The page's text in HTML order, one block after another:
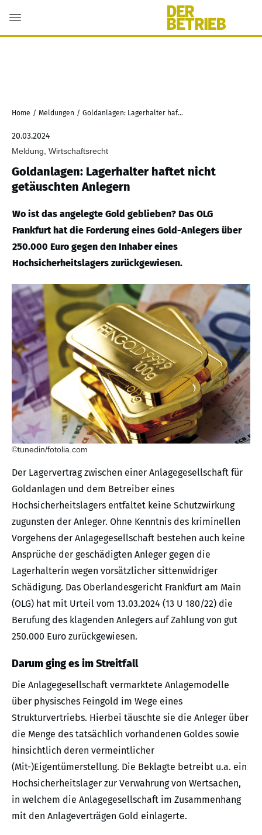
Home / Meldungen / Goldanlagen: Lagerhalter haftet nicht getäuschten Anlegern
20.03.2024
Meldung, Wirtschaftsrecht
Goldanlagen: Lagerhalter haftet nicht
getäuschten Anlegern
Wo ist das angelegte Gold geblieben? Das OLG
Frankfurt hat die Forderung eines Gold-Anlegers über
250.000 Euro gegen den Inhaber eines
Hochsicherheitslagers zurückgewiesen.
©tunedin/fotolia.com
Der Lagervertrag zwischen einer Anlagegesellschaft für
Goldanlagen und dem Betreiber eines
Hochsicherheitslagers entfaltet keine Schutzwirkung
zugunsten der Anleger. Ohne Kenntnis des kriminellen
Vorgehens der Anlagegesellschaft bestehen auch keine
Ansprüche der geschädigten Anleger gegen die
Lagerhalterin wegen vorsätzlicher sittenwidriger
Schädigung. Das Oberlandesgericht Frankfurt am Main
(OLG) hat mit Urteil vom 13.03.2024 (13 U 180/22) die
Berufung des klagenden Anlegers auf Zahlung von gut
250.000 Euro zurückgewiesen.
Darum ging es im Streitfall
Die Anlagegesellschaft vermarktete Anlagemodelle
über physisches Feingold im Wege eines
Strukturvertriebs. Hierbei täuschte sie die Anleger über
die Menge des tatsächlich vorhandenen Goldes sowie
hinsichtlich deren vermeintlicher
(Mit-)Eigentümerstellung. Die Beklagte betreibt u.a. ein
Hochsicherheitslager zur Verwahrung von Wertsachen,
in welchem die Anlagegesellschaft im Zusammenhang
mit den Anlageverträgen Gold einlagerte.